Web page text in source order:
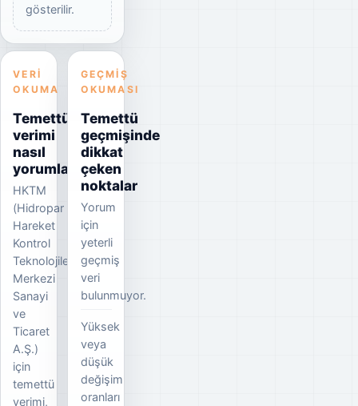
gösterilir.
VERI
OKUMA
Temettü
verimi
nasıl
yorumlanmalı?
HKTM
(Hidropar
Hareket
Kontrol
Teknolojileri
Merkezi
Sanayi
ve
Ticaret
A.Ş.)
için
temettü
verimi,
GEÇMIŞ
OKUMASI
Temettü
geçmişinde
dikkat
çeken
noktalar
Yorum
için
yeterli
geçmiş
veri
bulunmuyor.
Yüksek
veya
düşük
değişim
oranları